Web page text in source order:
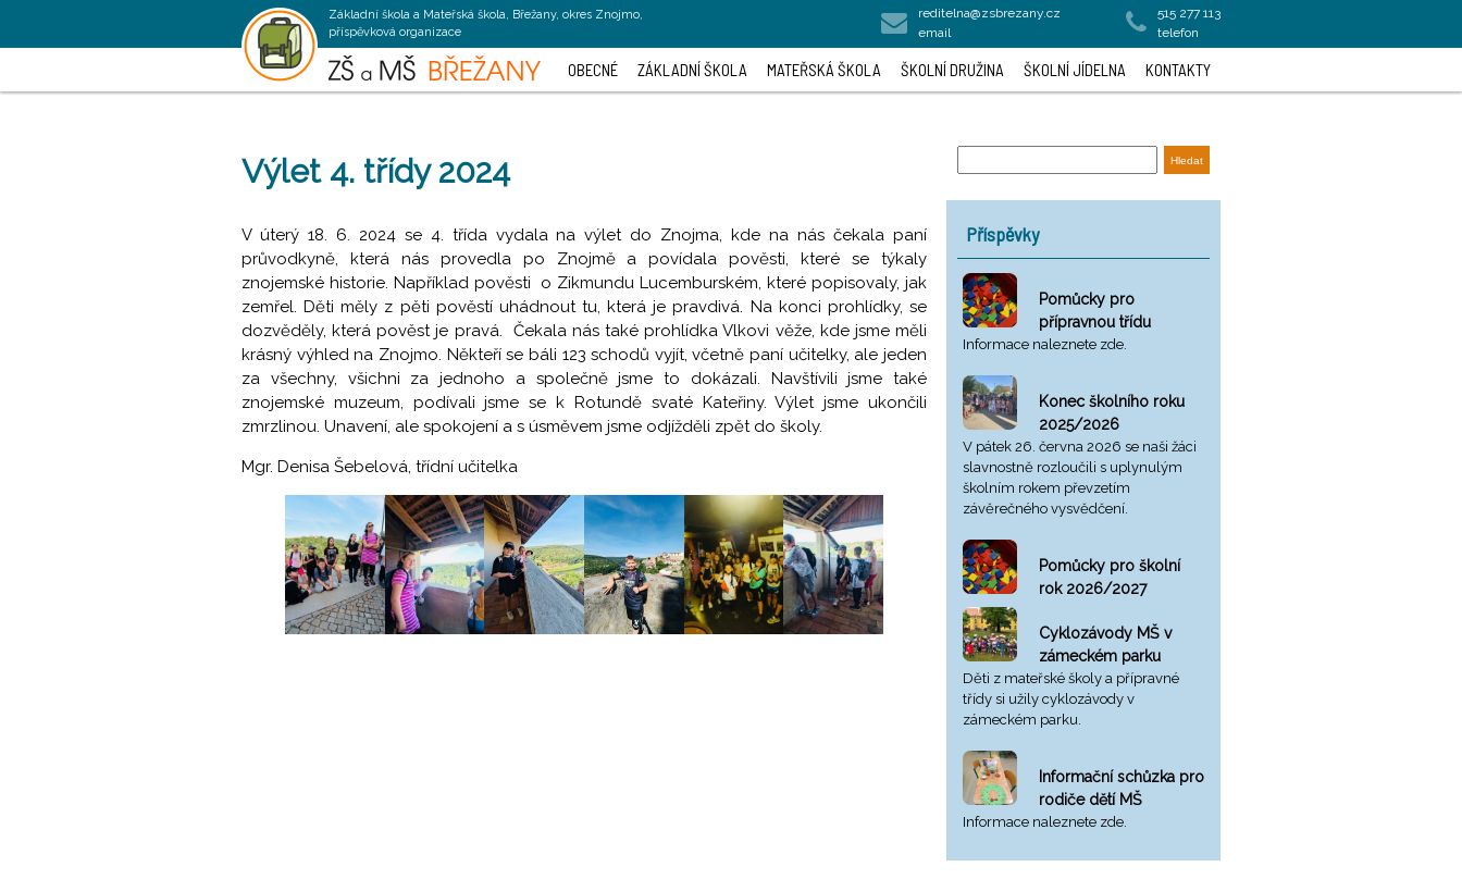
Základní škola a Mateřská škola, Břežany, okres Znojmo,
příspěvková organizace
reditelna@zsbrezany.cz
email
515 277 113
telefon
OBECNÉ ZÁKLADNÍ ŠKOLA MATEŘSKÁ ŠKOLA ŠKOLNÍ DRUŽINA ŠKOLNÍ JÍDELNA KONTAKTY
Výlet 4. třídy 2024
V úterý 18. 6. 2024 se 4. třída vydala na výlet do Znojma, kde na nás čekala paní
průvodkyně, která nás provedla po Znojmě a povídala pověsti, které se týkaly
znojemské historie. Například pověsti o Zikmundu Lucemburském, které popisovaly, jak
zemřel. Děti měly z pěti pověstí uhádnout tu, která je pravdivá. Na konci prohlídky, se
dozvěděly, která pověst je pravá. Čekala nás také prohlídka Vlkovi věže, kde jsme měli
krásný výhled na Znojmo. Někteří se báli 123 schodů vyjít, včetně paní učitelky, ale jeden
za všechny, všichni za jednoho a společně jsme to dokázali. Navštívili jsme také
znojemské muzeum, podívali jsme se k Rotundě svaté Kateřiny. Výlet jsme ukončili
zmrzlinou. Unavení, ale spokojení a s úsměvem jsme odjížděli zpět do školy.
Mgr. Denisa Šebelová, třídní učitelka
Příspěvky
Pomůcky pro
přípravnou třídu
Informace naleznete zde.
Konec školního roku
2025/2026
V pátek 26. června 2026 se naši žáci
slavnostně rozloučili s uplynulým
školním rokem převzetím
závěrečného vysvědčení.
Pomůcky pro školní
rok 2026/2027
Cyklozávody MŠ v
zámeckém parku
Děti z mateřské školy a přípravné
třídy si užily cyklozávody v
zámeckém parku.
Informační schůzka pro
rodiče dětí MŠ
Informace naleznete zde.